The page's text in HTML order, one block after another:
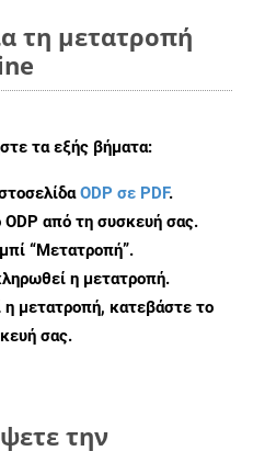
τη μετατροπή
τα εξής βήματα:
ODP σε PDF.
ODP από τη συσκευή σας.
“Μετατροπή”.
η μετατροπή.
μετατροπή, κατεβάστε το
σας.
την